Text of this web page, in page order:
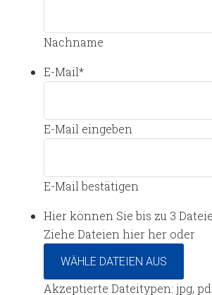
Nachname
E-Mail*
E-Mail eingeben
E-Mail bestätigen
Hier können Sie bis zu 3
Ziehe Dateien hier her oder
WÄHLE DATEIEN AUS
Akzeptierte Dateitypen: jpg,